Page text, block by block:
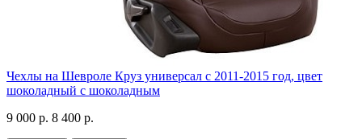
Чехлы на Шевроле Круз универсал с 2011-2015 год, цвет
шоколадный с шоколадным
9 000 р. 8 400 р.